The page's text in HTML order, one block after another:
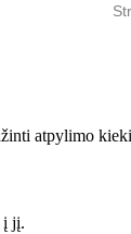
atpylimo
į jį.